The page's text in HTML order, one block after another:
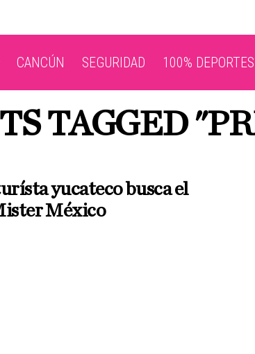
CANCÚN SEGURIDAD 100% DEPORTES
TAGGED
yucateco busca el
México